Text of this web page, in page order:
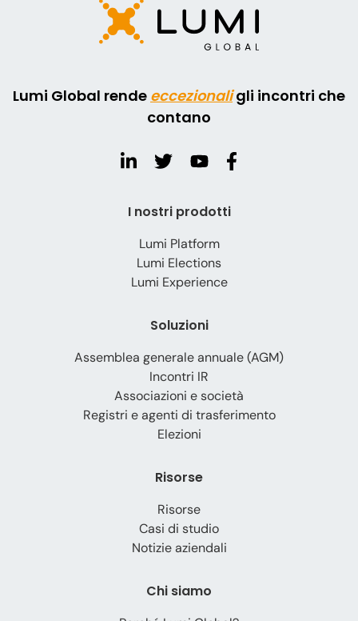
Lumi Global rende eccezionaligli incontri che
contano
I nostri prodotti
Lumi Platform
Lumi Elections
Lumi Experience
Soluzioni
Assemblea generale annuale (AGM)
Incontri IR
Associazioni e società
Registri e agenti di trasferimento
Elezioni
Risorse
Risorse
Casi di studio
Notizie aziendali
Chi siamo